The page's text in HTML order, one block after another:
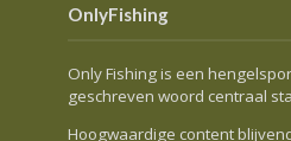
OnlyFishing
Only Fishing is een
geschreven woord centraal
Hoogwaardige content